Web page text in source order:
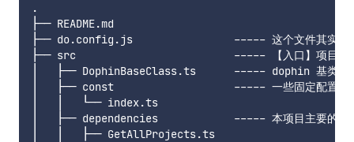
.
├── README.md
├── do.config.js                ----- 这个文件其实是给
├── src                         ----- 【入口】项目源
│   ├── DophinBaseClass.ts      ----- dophin 基类
│   ├── const                   ----- 一些固定配置或
│   │   └── index.ts
│   ├── dependencies            ----- 本项目主要的内容
│   │   ├── GetAllProjects.ts